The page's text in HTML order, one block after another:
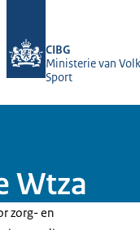
CIBG
Ministerie van
Sport
Wtza
zorg- en